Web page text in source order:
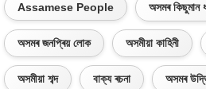
Assamese People অসমৰ কিছুমান
অসমৰ জনপ্ৰিয় লোক অসমীয়া কাহিনী
অসমীয়া শব্দ বাক্য ৰচনা অসমৰ